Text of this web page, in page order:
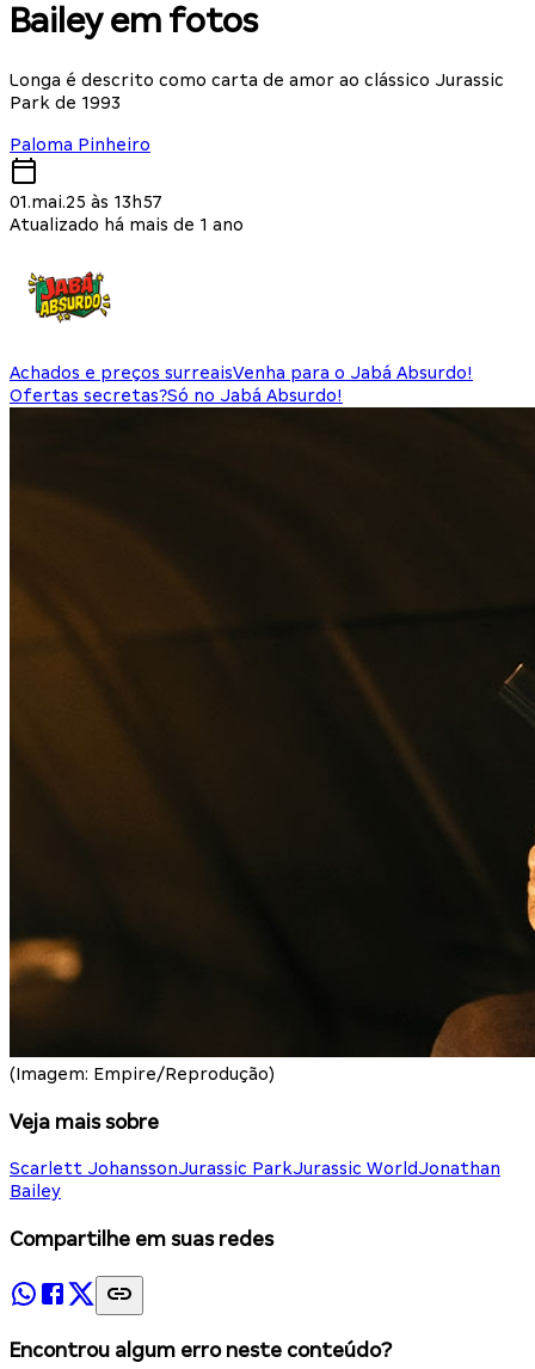
Bailey em fotos
Longa é descrito como carta de amor ao clássico Jurassic
Park de 1993
Paloma Pinheiro
01.mai.25 às 13h57
Atualizado há mais de 1 ano
Achados e preços surreaisVenha para o Jabá Absurdo!
Ofertas secretas?Só no Jabá Absurdo!
(Imagem: Empire/Reprodução)
Veja mais sobre
Scarlett JohanssonJurassic ParkJurassic WorldJonathan
Bailey
Compartilhe em suas redes
Encontrou algum erro neste conteúdo?